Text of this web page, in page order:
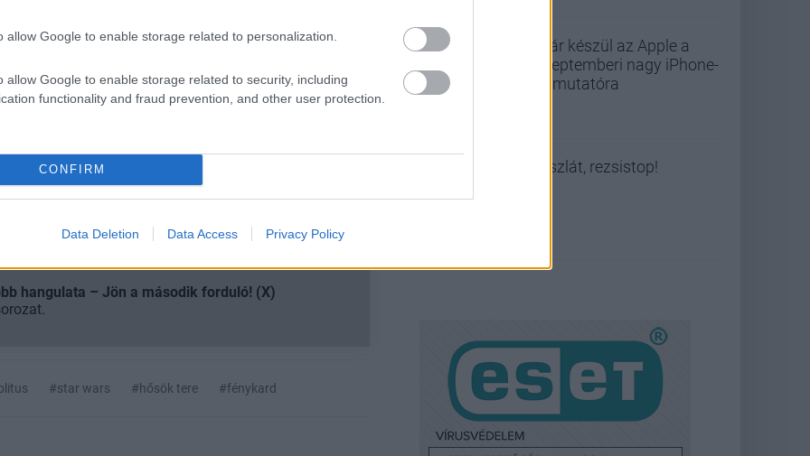
allow Google to enable storage related to personalization.
allow Google to enable storage related to security, including
functionality and fraud prevention, and other user protection.
CONFIRM
Data Deletion Data Access Privacy Policy
videók, minden, ami 1-2 percbe belefér.
hangulata – Jön a második forduló! (X)
#star wars #hősök tere #fénykard
Már készül az Apple a
szeptemberi nagy iPhone-
bemutatóra
Viszlát, rezsistop!